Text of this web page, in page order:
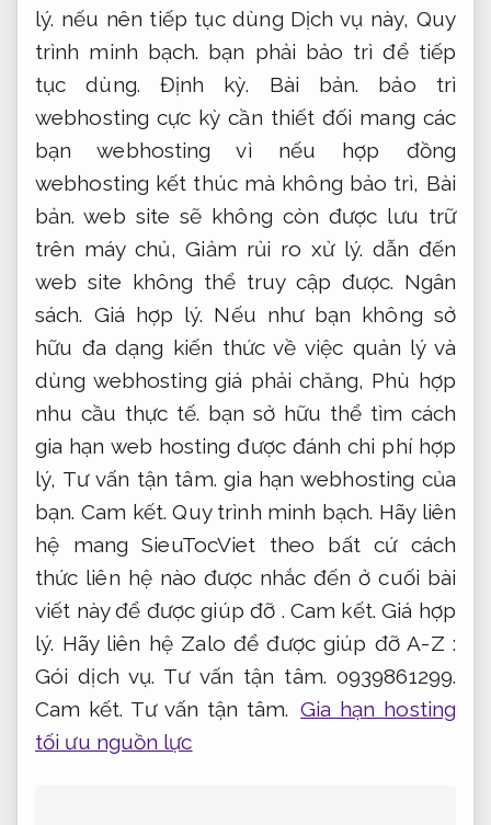
lý. nếu nên tiếp tục dùng Dịch vụ này, Quy
trình minh bạch. bạn phải bảo trì để tiếp
tục dùng. Định kỳ. Bài bản. bảo trì
webhosting cực kỳ cần thiết đối mang các
bạn webhosting vì nếu hợp đồng
webhosting kết thúc mà không bảo trì, Bài
bản. web site sẽ không còn được lưu trữ
trên máy chủ,Giảm rủi ro xử lý. dẫn đến
web site không thể truy cập được. Ngân
sách. Giá hợp lý. Nếu như bạn không sở
hữu đa dạng kiến thức về việc quản lý và
dùng webhosting giá phải chăng, Phù hợp
nhu cầu thực tế. bạn sở hữu thể tìm cách
gia hạn web hosting được đánh chi phí hợp
lý, Tư vấn tận tâm. gia hạn webhosting của
bạn. Cam kết. Quy trình minh bạch. Hãy liên
hệ mang SieuTocViet theo bất cứ cách
thức liên hệ nào được nhắc đến ở cuối bài
viết này để được giúp đỡ . Cam kết. Giá hợp
lý. Hãy liên hệ Zalo để được giúp đỡ A-Z :
Gói dịch vụ. Tư vấn tận tâm. 0939861299.
Cam kết. Tư vấn tận tâm. Gia hạn hosting
tối ưu nguồn lực